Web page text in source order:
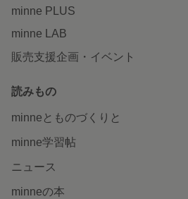
minne PLUS
minne LAB
販売支援企画・イベント
読みもの
minneとものづくりと
minne学習帖
ニュース
minneの本